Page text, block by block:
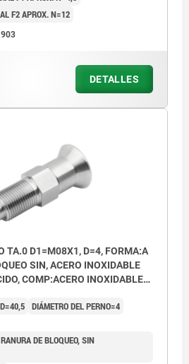
F2 APROX. N=12
DETALLES
TA.0 D1=M08X1, D=4, FORMA:A
SIN, ACERO INOXIDABLE
COMP:ACERO INOXIDABLE
DIÁMETRO DEL PERNO=4
DE BLOQUEO, SIN